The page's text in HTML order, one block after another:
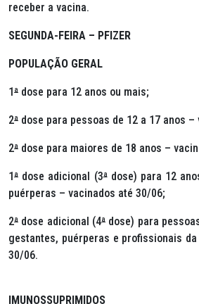
receber a vacina.
SEGUNDA-FEIRA – PFIZER
POPULAÇÃO GERAL
1ª dose para 12 anos ou mais;
2ª dose para pessoas de 12 a 17 anos
2ª dose para maiores de 18 anos –
1ª dose adicional (3ªdose) para 12
puérperas – vacinados até 30/06;
2ª dose adicional (4ª dose) para
gestantes, puérperas e profissionais
30/06.
IMUNOSSUPRIMIDOS